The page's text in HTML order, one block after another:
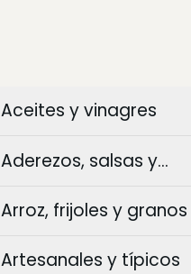
Aceites y vinagres
Aderezos, salsas y
Arroz, frijoles y granos
Artesanales y típicos